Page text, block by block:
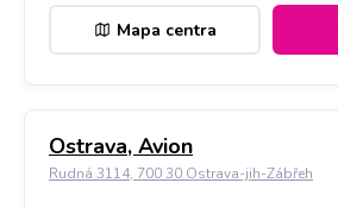
Mapa centra
Ostrava, Avion
Rudná 3114, 700 30 Ostrava-jih-Zábřeh